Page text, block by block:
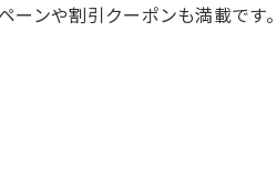
ンや割引クーポンも満載です。